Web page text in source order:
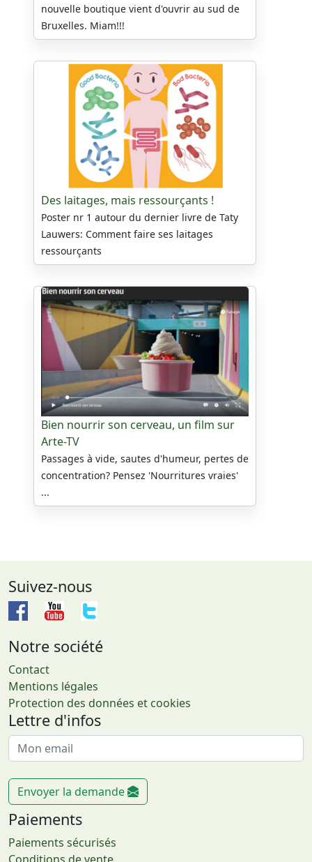
nouvelle boutique vient d'ouvrir au sud de
Bruxelles. Miam!!!
Des laitages, mais ressourçants !
Poster nr 1 autour du dernier livre de Taty
Lauwers: Comment faire ses laitages
ressourçants
Bien nourrir son cerveau, un film sur
Arte-TV
Passages à vide, sautes d'humeur, pertes de
concentration? Pensez 'Nourritures vraies'
...
Suivez-nous
Notre société
Contact
Mentions légales
Protection des données et cookies
Lettre d'infos
Envoyer la demande
Paiements
Paiements sécurisés